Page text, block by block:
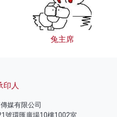
兔主席
印人
媒有限公司
號環匯廣場10樓1002室